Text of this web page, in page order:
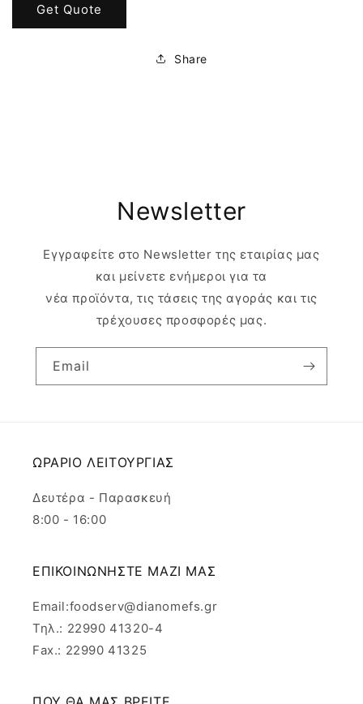
Get Quote
Share
Newsletter
Εγγραφείτε στο Newsletter της εταιρίας μας
και μείνετε ενήμεροι για τα
νέα προϊόντα, τις τάσεις της αγοράς και τις
τρέχουσες προσφορές μας.
Email
ΩΡΑΡΙΟ ΛΕΙΤΟΥΡΓΙΑΣ
Δευτέρα - Παρασκευή
8:00 - 16:00
ΕΠΙΚΟΙΝΩΝΗΣΤΕ ΜΑΖΙ ΜΑΣ
Email:foodserv@dianomefs.gr
Τηλ.: 22990 41320-4
Fax.: 22990 41325